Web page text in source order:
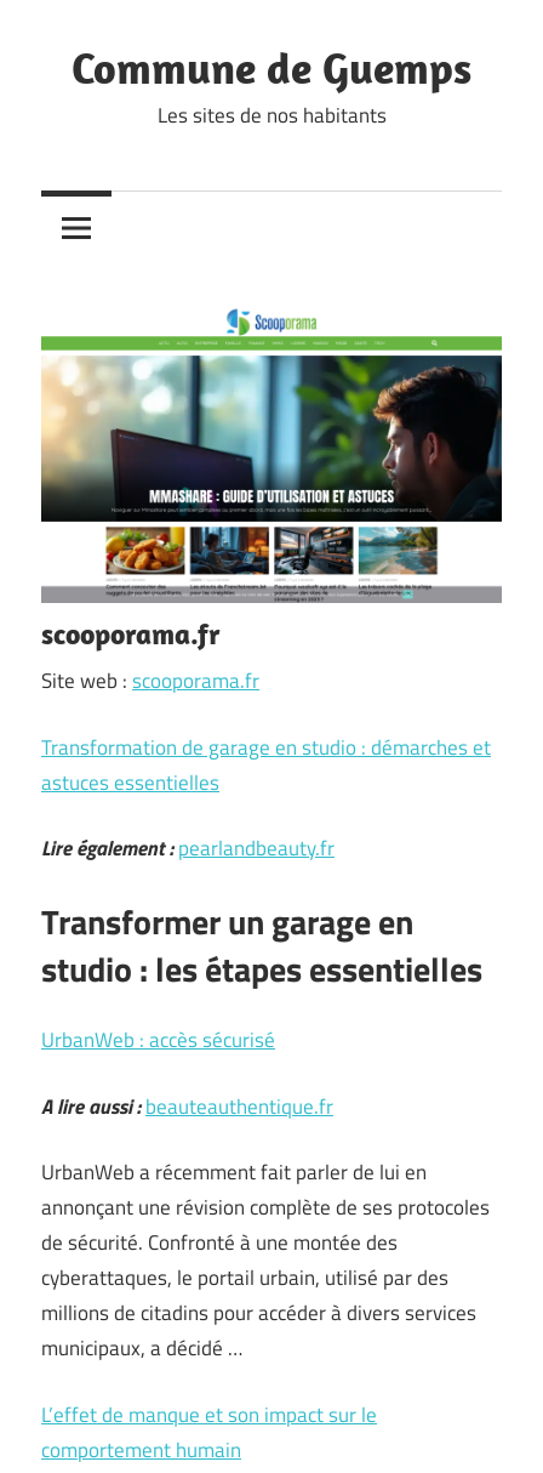
content
Commune de Guemps
Les sites de nos habitants
scooporama.fr
Site web :scooporama.fr
Transformation de garage en studio : démarches et
astuces essentielles
Lire également :pearlandbeauty.fr
Transformer un garage en
studio : les étapes essentielles
UrbanWeb : accès sécurisé
A lire aussi :beauteauthentique.fr
UrbanWeb a récemment fait parler de lui en
annonçant une révision complète de ses protocoles
de sécurité. Confronté à une montée des
cyberattaques, le portail urbain, utilisé par des
millions de citadins pour accéder à divers services
municipaux, a décidé …
L’effet de manque et son impact sur le
comportement humain